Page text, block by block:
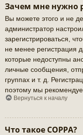
Зачем мне нужно
Вы можете этого и не
администратор
зарегистрироваться,
не менее регистрация
которые недоступны
личные сообщения,
группах и т. д.
поэтому мы
Вернуться к началу
Что такое COPPA?